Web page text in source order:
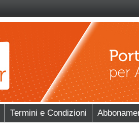
Termini e Condizioni